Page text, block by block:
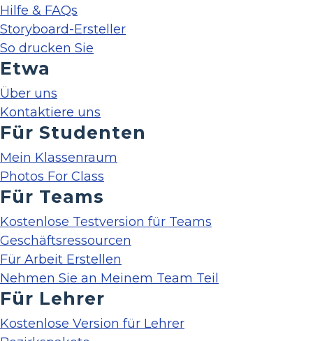
Hilfe & FAQs
Storyboard-Ersteller
So drucken Sie
Etwa
Über uns
Kontaktiere uns
Für Studenten
Mein Klassenraum
Photos For Class
Für Teams
Kostenlose Testversion für Teams
Geschäftsressourcen
Für Arbeit Erstellen
Nehmen Sie an Meinem Team Teil
Für Lehrer
Kostenlose Version für Lehrer